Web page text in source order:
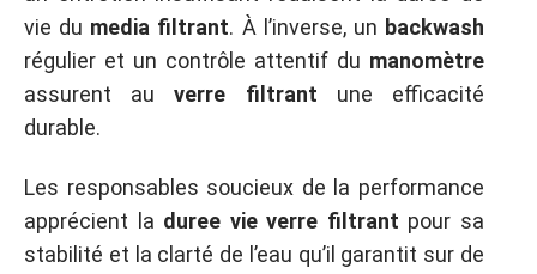
vie du media filtrant. À l’inverse, un backwash
régulier et un contrôle attentif du manomètre
assurent auverre filtrant une efficacité
durable.
Les responsables soucieux de la performance
apprécient la duree vie verre filtrant pour sa
stabilité et la clarté de l’eau qu’il garantit sur de